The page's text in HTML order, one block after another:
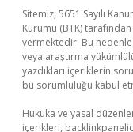
Sitemiz, 5651 Sayılı
Kurumu (BTK)
vermektedir. Bu
veya araştırma
yazdıkları içeriklerin
bu sorumluluğu kabul
Hukuka ve yasal
içerikleri,